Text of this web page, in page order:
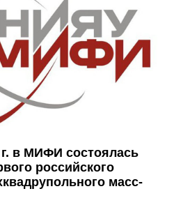
г. в МИФИ состоялась
российского
масс-